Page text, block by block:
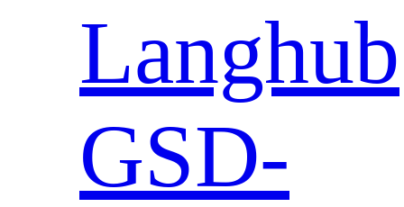
Langhub
GSD-